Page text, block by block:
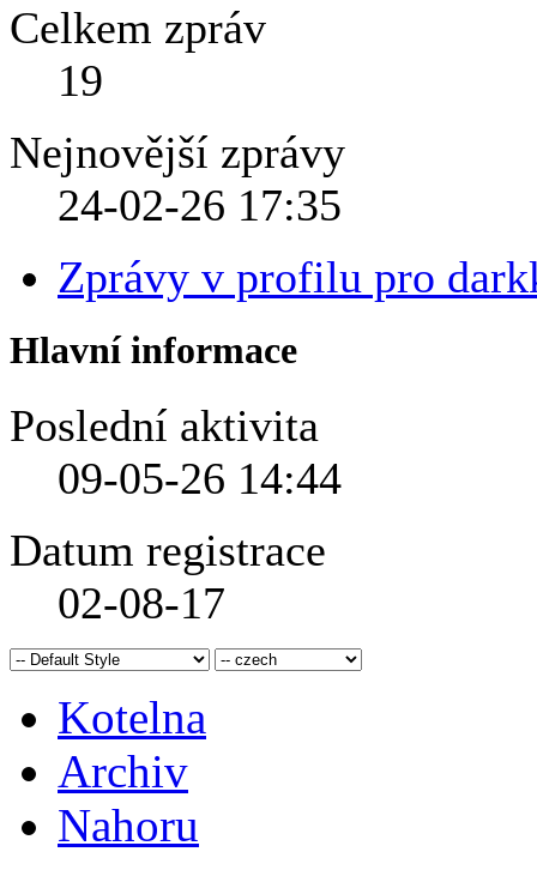
Celkem zpráv
19
Nejnovější zprávy
24-02-26 17:35
Zprávy v profilu pro
Hlavní informace
Poslední aktivita
09-05-26 14:44
Datum registrace
02-08-17
Kotelna
Archiv
Nahoru